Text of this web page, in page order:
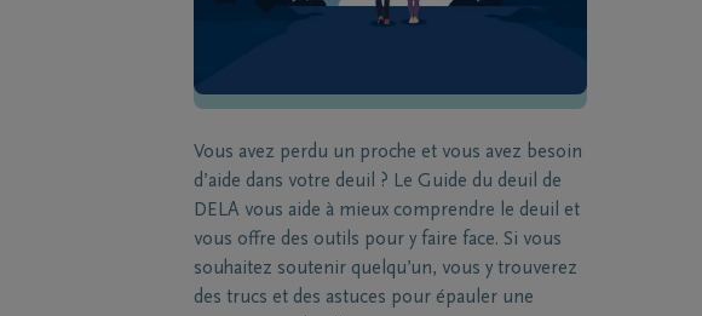
Vous avez perdu un proche et vous avez besoin
d’aide dans votre deuil ? Le Guide du deuil de
DELA vous aide à mieux comprendre le deuil et
vous offre des outils pour y faire face. Si vous
souhaitez soutenir quelqu’un, vous y trouverez
des trucs et des astuces pour épauler une